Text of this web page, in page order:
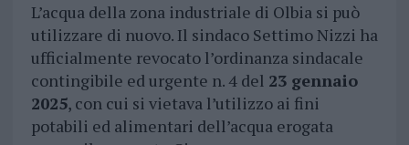
L’acqua della zona industriale di Olbia si può
utilizzare di nuovo. Il sindaco Settimo Nizzi ha
ufficialmente revocato l’ordinanza sindacale
contingibile ed urgente n. 4 del 23 gennaio
2025, con cui si vietava l’utilizzo ai fini
potabili ed alimentari dell’acqua erogata